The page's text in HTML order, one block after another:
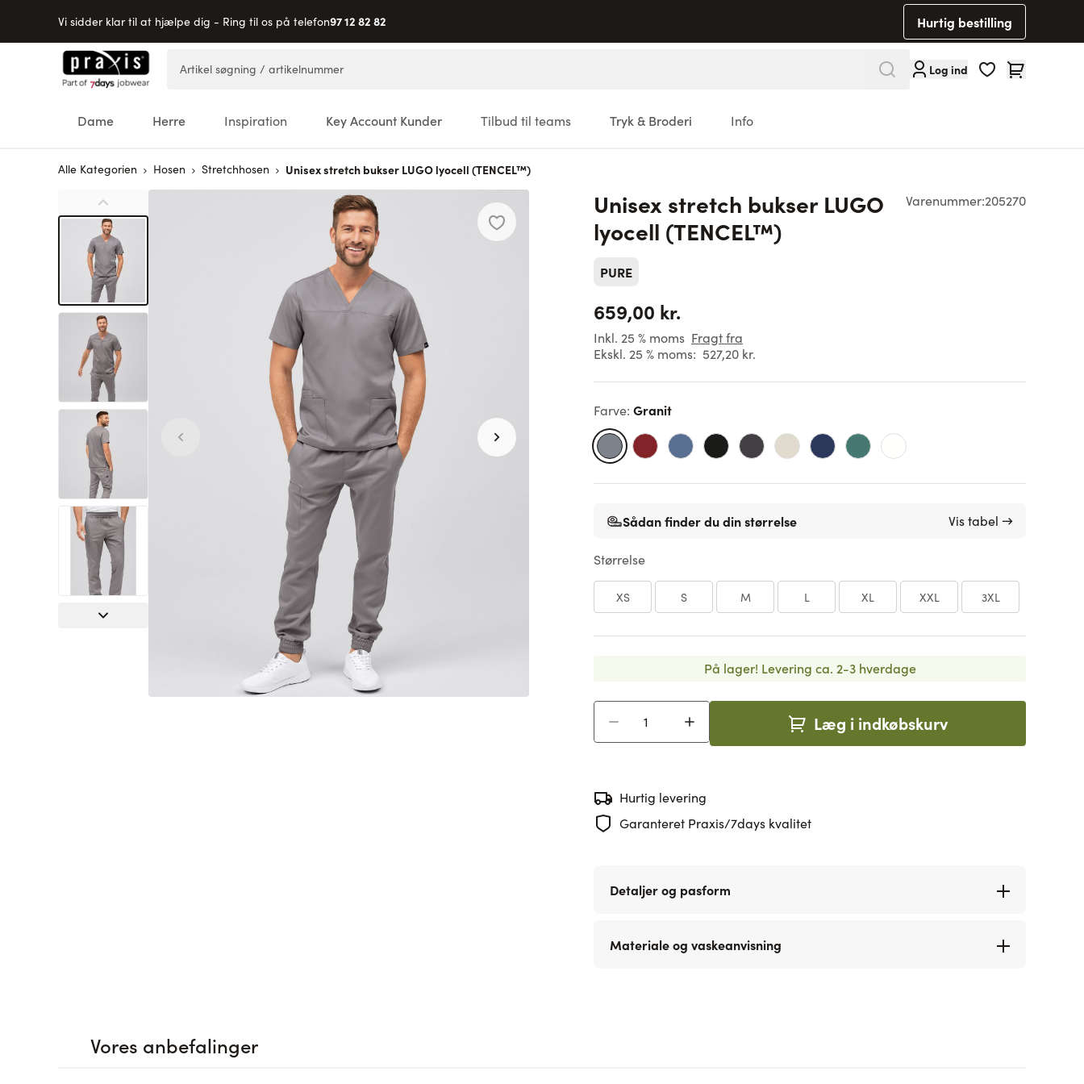
Vi sidder klar til at hjælpe dig - Ring til os på telefon97 12 82 82 Hurtig bestilling
Skip to Content
Log ind Cart
Dame Herre Inspiration Key Account Kunder Tilbud til teams Tryk & Broderi Info
Alle Kategorien Hosen Stretchhosen Unisex stretch bukser LUGO lyocell (TENCEL™)
Varenummer:205270
Unisex stretch bukser LUGO
lyocell (TENCEL™)
PURE
659,00 kr.
Inkl. 25 % moms Fragt fra
Ekskl. 25 % moms: 527,20 kr.
Farve: Granit
Sådan finder du din størrelse Vis tabel →
Størrelse
XS S M L XL XXL 3XL
På lager! Levering ca. 2-3 hverdage
Læg i indkøbskurv
Hurtig levering
Garanteret Praxis/7days kvalitet
Detaljer og pasform
Materiale og vaskeanvisning
Vores anbefalinger